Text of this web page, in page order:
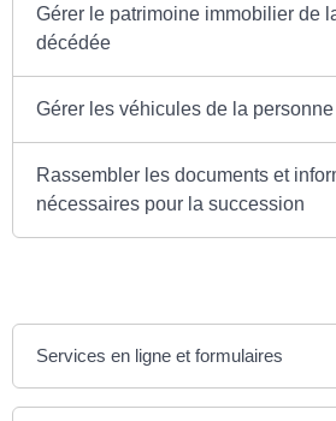
Gérer le patrimoine immobilier de
décédée
Gérer les véhicules de la
Rassembler les documents et
nécessaires pour la succession
Services en ligne et formulaires